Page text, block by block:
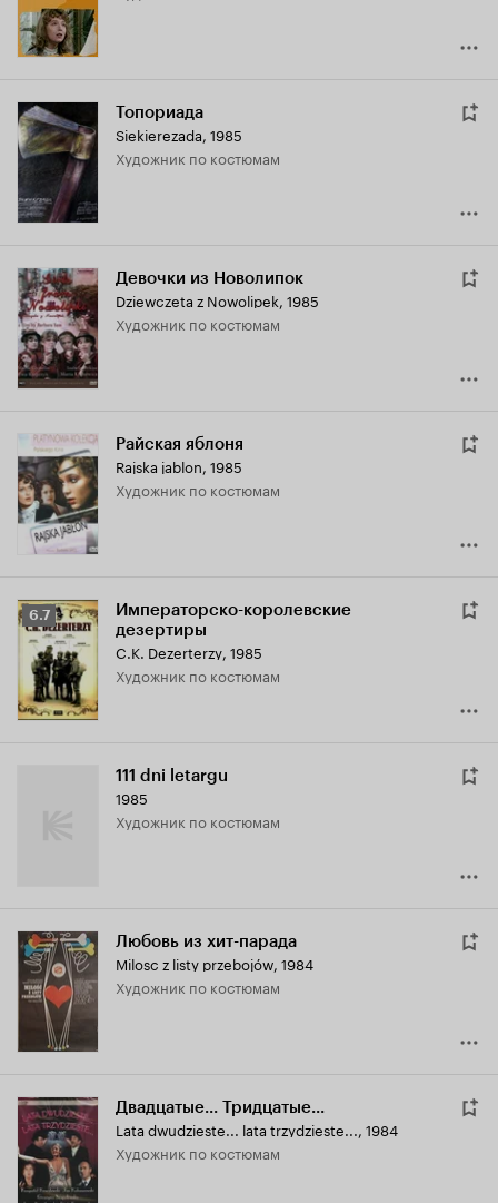
Топориада
Siekierezada, 1985
Художник по костюмам
Девочки из Новолипок
Dziewczeta z Nowolipek, 1985
Художник по костюмам
Райская яблоня
Rajska jablon, 1985
Художник по костюмам
Рейтинг
Кинопоиска
6.7
6.7
Императорско-королевские
дезертиры
C.K. Dezerterzy, 1985
Художник по костюмам
111 dni letargu
1985
Художник по костюмам
Любовь из хит-парада
Milosc z listy przebojów, 1984
Художник по костюмам
Двадцатые... Тридцатые...
Lata dwudzieste... lata trzydzieste..., 1984
Художник по костюмам